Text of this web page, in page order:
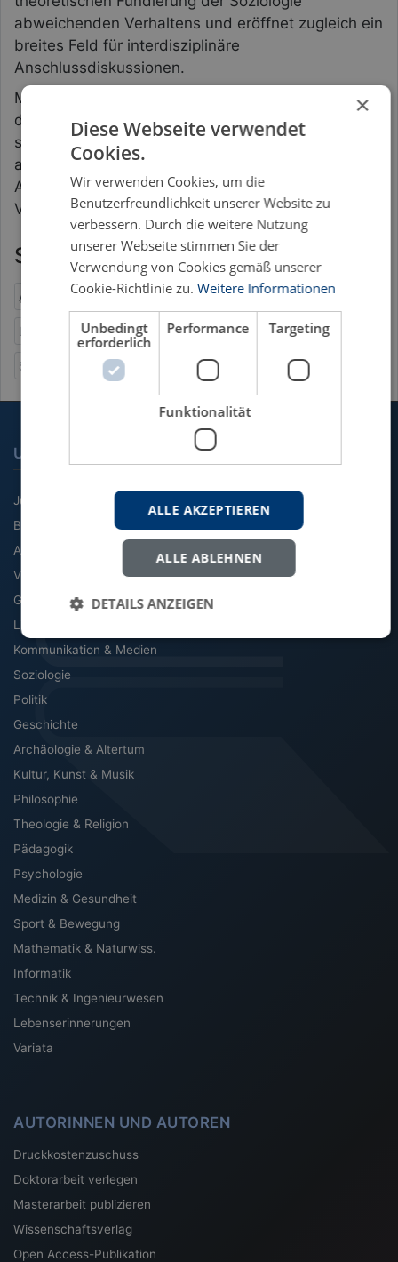
abweichenden Verhaltens und eröffnet zugleich ein
breites Feld für interdisziplinäre
Anschlussdiskussionen.
Mit ihrem analytischen Zugriff bietet die „Soziologie
des Betrugs“ nicht nur Grundlagen für die
sozialwissenschaftliche Forschung, sondern liefert
auch wertvolle Impulse für die kritische
Auseinandersetzung mit Normen, Vertrauen und
Verantwortung in modernen Gesellschaften.
Schlagworte
Anomie Betrug Irreführende Werbung Korruption
Lüge Normverletzung Propaganda Soziale Kontrolle
Sozialpsychologie Soziologie Täuschung
UNSERE FACHGEBIETE
Jura
BWL
Agrarwissenschaft
VWL
Geographie
Literatur & Sprache
Kommunikation & Medien
Soziologie
Politik
Geschichte
Archäologie & Altertum
Kultur, Kunst & Musik
Philosophie
Theologie & Religion
Pädagogik
Psychologie
Medizin & Gesundheit
Sport & Bewegung
Mathematik & Naturwiss.
Informatik
Technik & Ingenieurwesen
Lebenserinnerungen
Variata
AUTORINNEN UND AUTOREN
Druckkostenzuschuss
Doktorarbeit verlegen
Masterarbeit publizieren
Wissenschaftsverlag
Open Access-Publikation
×
Diese Webseite verwendet
Cookies.
Wir verwenden Cookies, um die
Benutzerfreundlichkeit unserer Website zu
verbessern. Durch die weitere Nutzung
unserer Webseite stimmen Sie der
Verwendung von Cookies gemäß unserer
Cookie-Richtlinie zu. Weitere Informationen
Unbedingt
erforderlich
Performance Targeting
Funktionalität
ALLE AKZEPTIEREN
ALLE ABLEHNEN
DETAILS ANZEIGEN